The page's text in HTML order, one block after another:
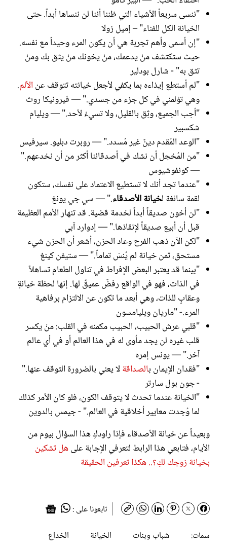
"ننسى سريعاً الأشياء التي ظننا أننا لن ننساها أبداً. حتى
الخيانة الكل للفناء" – إميل زولا
"إن أسمى وأهم تجربة هي أن يكون المرء وحيداً مع نفسه.
حيث ستكتشف منْ يدعمك، منْ يخونك منْ يثق بك ومنْ
تثق به" - شارل بودلير
"لم أستطع إيذاءه بما يكفي لأجعل خيانته تتوقف عن الألم.
وهي تؤلمني في كل جزء من جسدي." — فيرونيكا روث
"أحِب الجميع، وثِق بالقليل، ولا تسيءْ لأحد." — ويليام
شكسبير
"الوعد المُقدم دينٌ غير مُسدد." — روبرت دبليو. سيرفيس
"من المُخجل أن نشك في أصدقائنا أكثر من أن نخدعهم."
— كونفوشيوس
"عندما تجد أنك لا تستطيع الاعتماد على نفسك، ستكون
لقمة سائغة لخيانة الأصدقاء." — سي جي يونغ
"لن أخون صديقاً أبداً لخدمة قضية. قد تنهار الأمم العظيمة
قبل أن أبيع صديقاً لإنقاذها." — إدوارد آبي
"لكن الآن ذهب الفرح وعاد الحزن، أشعر أن الحزن شيء
مستحق، ثمن خيانة لم يُنسَ تماماً." — ستيفن كينغ
"بينما قد يعتبر البعض الإفراط في تناول الطعام تساهلاً
في الذات، فهو في الواقع رفضٌ عميقٌ لها. إنها لحظة خيانةٍ
وعقابٍ للذات، وهي أبعد ما تكون عن الالتزام برفاهية
المرء.- "ماريان ويليامسون
"قلبي عرش الحبيب، الحبيب مكمنه في القلب: منْ يكسر
قلب غيره لن يجد مأوى له في هذا العالم أو في أي عالم
آخر." — يونس إمره
"فقدان الإيمان بالصداقةلا يعني بالضرورة التوقف عنها."
- جون بول سارتر
"الخيانة عندما تحدث لا يتوقف الكون، فلو كان الأمر كذلك
لما وُجدت معايير أخلاقية في العالم." - جيمس بالدوين
وبعيداً عن خيانة الأصدقاء فإذا راودكِ هذا السؤال بيوم من
الأيام، فتابعي هذا الرابط لتعرفي الإجابة علىهل تشكين
بخيانة زوجك لكِ؟.. هكذا تعرفين الحقيقة
تابعونا على :
سمات:
شباب وبنات الخيانة
الخداع